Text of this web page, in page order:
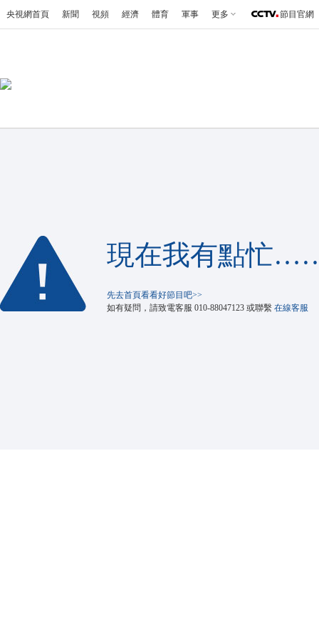
央視網首頁 新聞 視頻 經濟 體育 軍事 更多 節目官網
現在我有點忙
先去首頁看看好節目吧>>
如有疑問，請致電客服 - 或聯繫 在線客服